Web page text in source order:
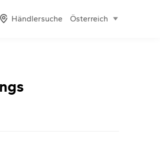
Händlersuche Österreich